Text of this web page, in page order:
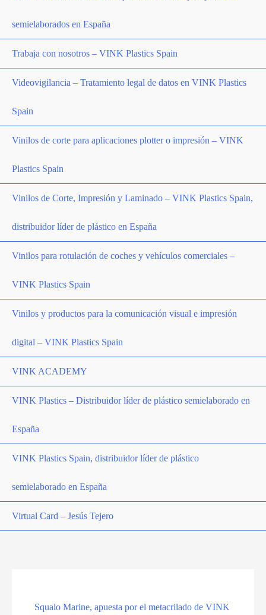
semielaborados en España
Trabaja con nosotros – VINK Plastics Spain
Videovigilancia – Tratamiento legal de datos en VINK Plastics
Spain
Vinilos de corte para aplicaciones plotter o impresión – VINK
Plastics Spain
Vinilos de Corte, Impresión y Laminado – VINK Plastics Spain,
distribuidor líder de plástico en España
Vinilos para rotulación de coches y vehículos comerciales –
VINK Plastics Spain
Vinilos y productos para la comunicación visual e impresión
digital – VINK Plastics Spain
VINK ACADEMY
VINK Plastics – Distribuidor líder de plástico semielaborado en
España
VINK Plastics Spain, distribuidor líder de plástico
semielaborado en España
Virtual Card – Jesús Tejero
Squalo Marine, apuesta por el metacrilado de VINK